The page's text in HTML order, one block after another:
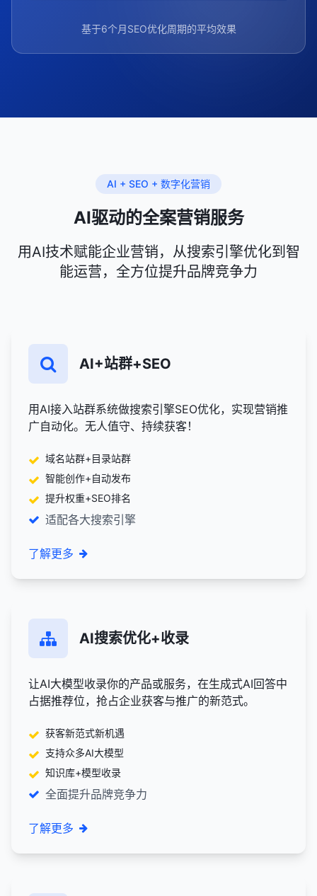
基于6个月SEO优化周期的平均效果
AI + SEO + 数字化营销
AI驱动的全案营销服务
用AI技术赋能企业营销，从搜索引擎优化到智
能运营，全方位提升品牌竞争力
AI+站群+SEO
用AI接入站群系统做搜索引擎SEO优化，实现营销推
广自动化。无人值守、持续获客！
域名站群+目录站群
智能创作+自动发布
提升权重+SEO排名
适配各大搜索引擎
了解更多
AI搜索优化+收录
让AI大模型收录你的产品或服务，在生成式AI回答中
占据推荐位，抢占企业获客与推广的新范式。
获客新范式新机遇
支持众多AI大模型
知识库+模型收录
全面提升品牌竞争力
了解更多